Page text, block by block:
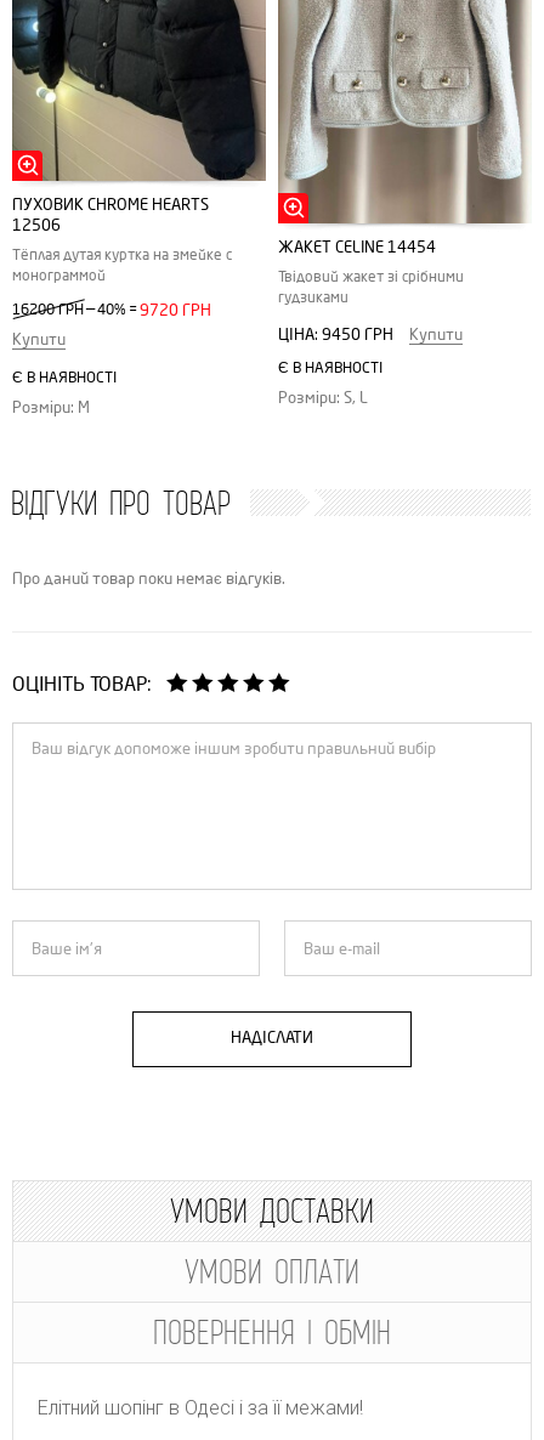
ПУХОВИК CHROME HEARTS
12506
Тёплая дутая куртка на змейке с
монограммой
16200 ГРН —40% =9720 ГРН
Купити
Є В НАЯВНОСТІ
Розміри: M
ЖАКЕТ CELINE 14454
Твідовий жакет зі срібними
гудзиками
ЦІНА: 9450 ГРН Купити
Є В НАЯВНОСТІ
Розміри: S, L
ВІДГУКИ ПРО ТОВАР
Про даний товар поки немає відгуків.
ОЦІНІТЬ ТОВАР:
НАДІСЛАТИ
УМОВИ ДОСТАВКИ
УМОВИ ОПЛАТИ
ПОВЕРНЕННЯ І ОБМІН
Елітний шопінг в Одесі і за її межами!